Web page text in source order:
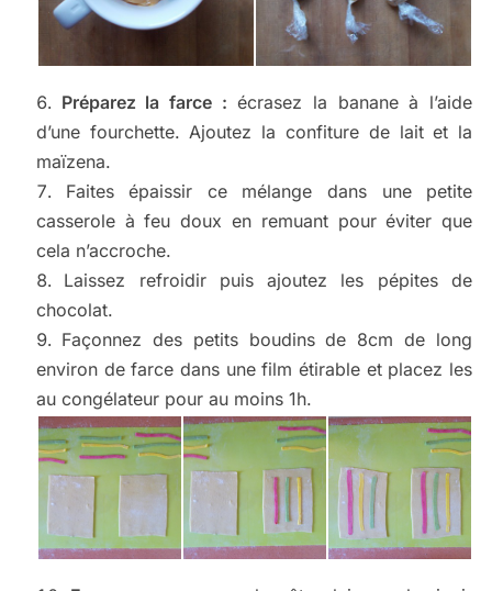
Préparez la farce : écrasez la banane à l’aide
d’une fourchette. Ajoutez la confiture de lait et la
maïzena.
Faites épaissir ce mélange dans une petite
casserole à feu doux en remuant pour éviter que
cela n’accroche.
Laissez refroidir puis ajoutez les pépites de
chocolat.
Façonnez des petits boudins de 8cm de long
environ de farce dans une film étirable et placez les
au congélateur pour au moins 1h.